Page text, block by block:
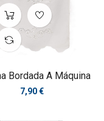
Bordada A Máquina
Precio
7,90 €